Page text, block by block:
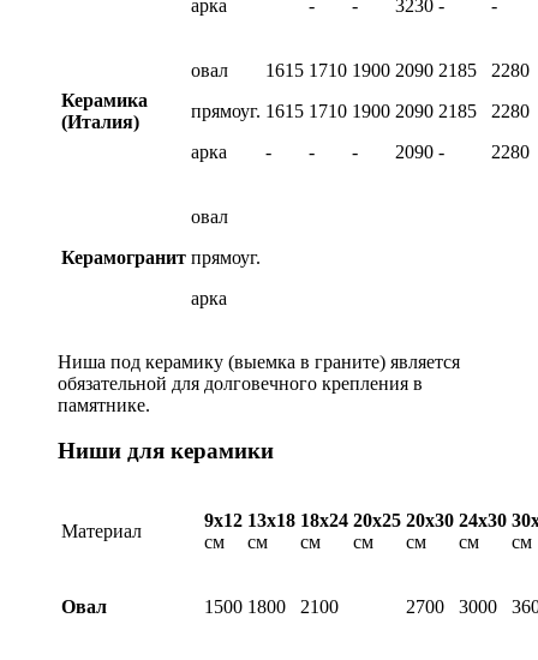
арка - - 3230 - -
Керамика
(Италия)
овал
прямоуг.
арка
1615
1615
-
1710
1710
-
1900
1900
-
2090
2090
2090
2185
2185
-
2280
2280
2280
Керамогранит
овал
прямоуг.
арка
Ниша под керамику (выемка в граните) является
обязательной для долговечного крепления в
памятнике.
Ниши для керамики
Материал
9х12
см
13х18
см
18х24
см
20х25
см
20х30
см
24х30
см
см
Овал 1500 1800 2100 2700 3000